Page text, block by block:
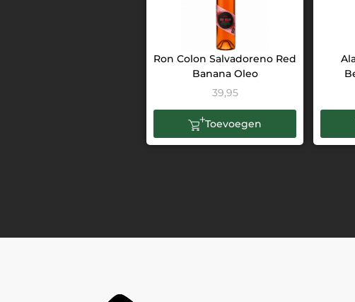
Ron Colon Salvadoreno Red
Banana Oleo
39,95
Toevoegen